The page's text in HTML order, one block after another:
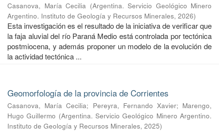
Casanova, María Cecilia (Argentina. Servicio Geológico Minero
Argentino. Instituto de Geología y Recursos Minerales, 2026)
Esta investigación es el resultado de la iniciativa de verificar que
la faja aluvial del río Paraná Medio está controlada por tectónica
postmiocena, y además proponer un modelo de la evolución de
la actividad tectónica ...
Geomorfología de la provincia de Corrientes
Casanova, María Cecilia; Pereyra, Fernando Xavier; Marengo,
Hugo Guillermo (Argentina. Servicio Geológico Minero Argentino.
Instituto de Geología y Recursos Minerales, 2025)